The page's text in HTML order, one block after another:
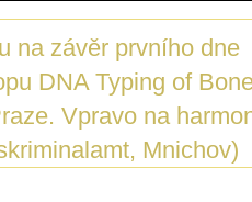
na závěr prvního dne
DNA Typing of
Vpravo na
Mnichov)